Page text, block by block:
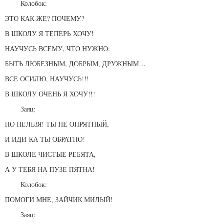
Колобок:
ЭТО КАК ЖЕ? ПОЧЕМУ?
В ШКОЛУ Я ТЕПЕРЬ ХОЧУ!
НАУЧУСЬ ВСЕМУ, ЧТО НУЖНО:
БЫТЬ ЛЮБЕЗНЫМ, ДОБРЫМ, ДРУЖНЫМ…
ВСЕ ОСИЛЮ, НАУЧУСЬ!!!
В ШКОЛУ ОЧЕНЬ Я ХОЧУ!!!
Заяц:
НО НЕЛЬЗЯ! ТЫ НЕ ОПРЯТНЫЙ,
И ИДИ-КА ТЫ ОБРАТНО!
В ШКОЛЕ ЧИСТЫЕ РЕБЯТА,
А У ТЕБЯ НА ПУЗЕ ПЯТНА!
Колобок:
ПОМОГИ МНЕ, ЗАЙЧИК МИЛЫЙ!
Заяц: